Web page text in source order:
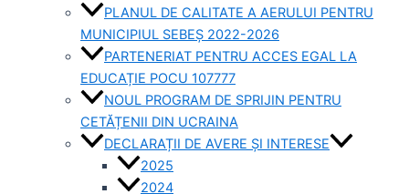
PLANUL DE CALITATE A AERULUI PENTRU
MUNICIPIUL SEBEȘ 2022-2026
PARTENERIAT PENTRU ACCES EGAL LA
EDUCAȚIE POCU 107777
NOUL PROGRAM DE SPRIJIN PENTRU
CETĂȚENII DIN UCRAINA
DECLARAȚII DE AVERE ȘI INTERESE
2025
2024